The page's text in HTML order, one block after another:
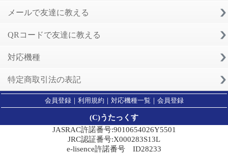
メールで友達に教える
QRコードで友達に教える
対応機種
特定商取引法の表記
会員登録｜ 利用規約 ｜ 対応機種一覧 ｜ 会員登録
(C)うたっくす
JASRAC許諾番号:9010654026Y5501
JRC認証番号:X000283S13L
e-lisence許諾番号 ID28233